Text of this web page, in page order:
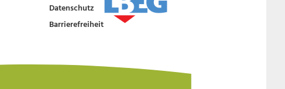
Datenschutz
Barrierefreiheit